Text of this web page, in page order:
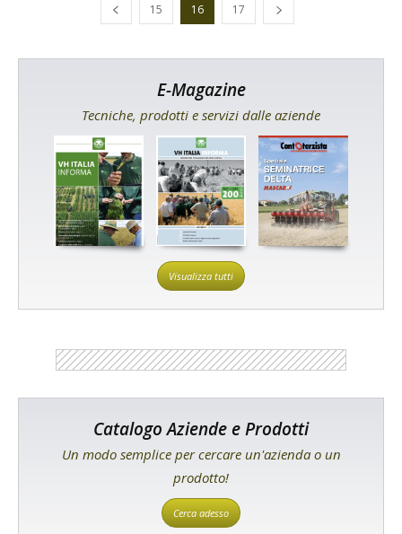
15 16 17
E-Magazine
Tecniche, prodotti e servizi dalle aziende
Visualizza tutti
Catalogo Aziende e Prodotti
Un modo semplice per cercare un'azienda o un
prodotto!
Cerca adesso